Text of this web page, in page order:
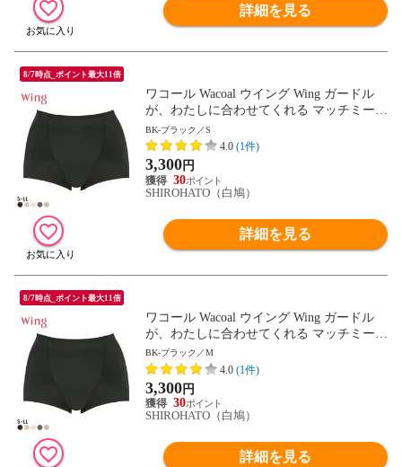
詳細を見る
8/7時点_ポイント最大11倍
ワコール Wacoal ウイング Wing ガードル
が、わたしに合わせてくれる マッチミーガ
ードル ショート丈 SML2L
BK-ブラック／S
4.0 (1件)
3,300円
30
SHIROHATO（白鳩）
詳細を見る
8/7時点_ポイント最大11倍
ワコール Wacoal ウイング Wing ガードル
が、わたしに合わせてくれる マッチミーガ
ードル ショート丈 SML2L
BK-ブラック／M
4.0 (1件)
3,300円
30
SHIROHATO（白鳩）
詳細を見る